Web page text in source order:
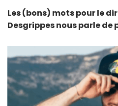
Les (bons) mots pour le
Desgrippes nous parle